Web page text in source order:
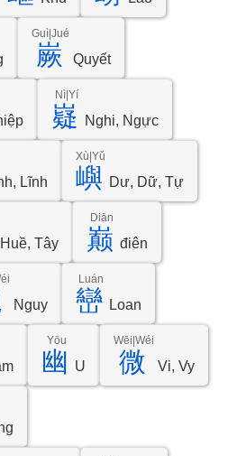
嶡
Guì|Jué
Quyết
嶷
Nì|Yí
Nghi, Ngực
Lĩnh 嶼
Xù|Yǔ
Dư, Dữ, Tự
Huề, Tây 巅
Diān
điên
Nguy 巒
Luán
Loan
幽
Yōu
U 微
Wēi|Wéi
Vi, Vy